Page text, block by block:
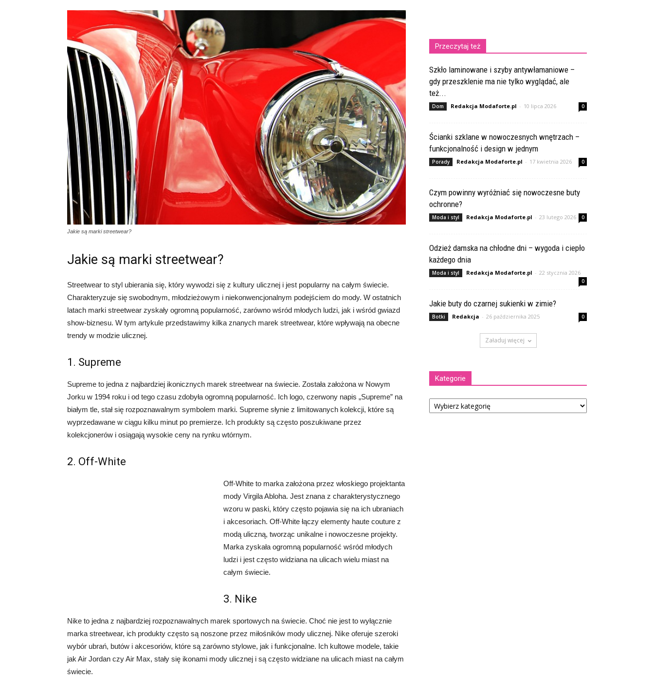
Jakie są marki streetwear?
Jakie są marki streetwear?
Streetwear to styl ubierania się, który wywodzi się z kultury ulicznej i jest popularny na całym świecie.
Charakteryzuje się swobodnym, młodzieżowym i niekonwencjonalnym podejściem do mody. W ostatnich
latach marki streetwear zyskały ogromną popularność, zarówno wśród młodych ludzi, jak i wśród gwiazd
show-biznesu. W tym artykule przedstawimy kilka znanych marek streetwear, które wpływają na obecne
trendy w modzie ulicznej.
1. Supreme
Supreme to jedna z najbardziej ikonicznych marek streetwear na świecie. Została założona w Nowym
Jorku w 1994 roku i od tego czasu zdobyła ogromną popularność. Ich logo, czerwony napis „Supreme” na
białym tle, stał się rozpoznawalnym symbolem marki. Supreme słynie z limitowanych kolekcji, które są
wyprzedawane w ciągu kilku minut po premierze. Ich produkty są często poszukiwane przez
kolekcjonerów i osiągają wysokie ceny na rynku wtórnym.
2. Off-White
Off-White to marka założona przez włoskiego projektanta
mody Virgila Abloha. Jest znana z charakterystycznego
wzoru w paski, który często pojawia się na ich ubraniach
i akcesoriach. Off-White łączy elementy haute couture z
modą uliczną, tworząc unikalne i nowoczesne projekty.
Marka zyskała ogromną popularność wśród młodych
ludzi i jest często widziana na ulicach wielu miast na
całym świecie.
3. Nike
Nike to jedna z najbardziej rozpoznawalnych marek sportowych na świecie. Choć nie jest to wyłącznie
marka streetwear, ich produkty często są noszone przez miłośników mody ulicznej. Nike oferuje szeroki
wybór ubrań, butów i akcesoriów, które są zarówno stylowe, jak i funkcjonalne. Ich kultowe modele, takie
jak Air Jordan czy Air Max, stały się ikonami mody ulicznej i są często widziane na ulicach miast na całym
świecie.
Przeczytaj też
Szkło laminowane i szyby antywłamaniowe –
gdy przeszklenie ma nie tylko wyglądać, ale
też...
Dom Redakcja Modaforte.pl - 10 lipca 2026 0
Ścianki szklane w nowoczesnych wnętrzach –
funkcjonalność i design w jednym
Porady Redakcja Modaforte.pl - 17 kwietnia 2026 0
Czym powinny wyróżniać się nowoczesne buty
ochronne?
Moda i styl Redakcja Modaforte.pl - 23 lutego 2026 0
Odzież damska na chłodne dni – wygoda i ciepło
każdego dnia
Moda i styl Redakcja Modaforte.pl - 22 stycznia 2026
0
Jakie buty do czarnej sukienki w zimie?
Botki Redakcja - 26 października 2025 0
Załaduj więcej
Kategorie
Kategorie